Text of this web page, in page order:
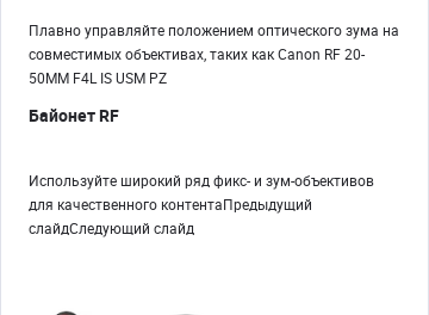
Плавно управляйте положением оптического зума на
совместимых объективах, таких как Canon RF 20-
50MM F4L IS USM PZ
Байонет RF
Используйте широкий ряд фикс- и зум-объективов
для качественного контентаПредыдущий
слайдСледующий слайд